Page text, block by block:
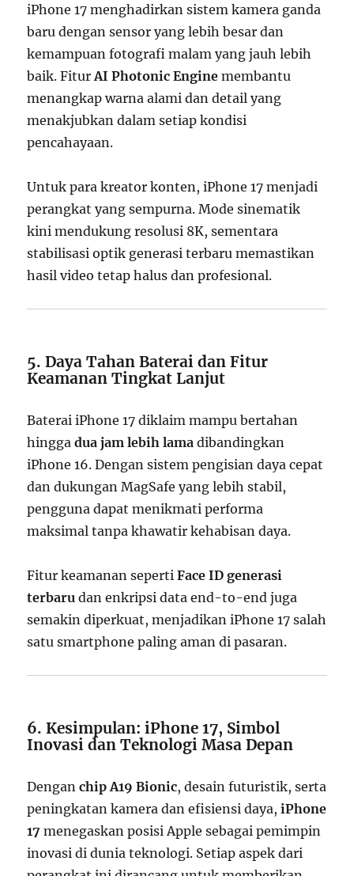
iPhone 17 menghadirkan sistem kamera ganda
baru dengan sensor yang lebih besar dan
kemampuan fotografi malam yang jauh lebih
baik. FiturAI Photonic Engine membantu
menangkap warna alami dan detail yang
menakjubkan dalam setiap kondisi
pencahayaan.
Untuk para kreator konten, iPhone 17 menjadi
perangkat yang sempurna. Mode sinematik
kini mendukung resolusi 8K, sementara
stabilisasi optik generasi terbaru memastikan
hasil video tetap halus dan profesional.
5. Daya Tahan Baterai dan Fitur
Keamanan Tingkat Lanjut
Baterai iPhone 17 diklaim mampu bertahan
hinggadua jam lebih lama dibandingkan
iPhone 16. Dengan sistem pengisian daya cepat
dan dukungan MagSafe yang lebih stabil,
pengguna dapat menikmati performa
maksimal tanpa khawatir kehabisan daya.
Fitur keamanan sepertiFace ID generasi
terbaru dan enkripsi data end-to-end juga
semakin diperkuat, menjadikan iPhone 17 salah
satu smartphone paling aman di pasaran.
6. Kesimpulan: iPhone 17, Simbol
Inovasi dan Teknologi Masa Depan
Denganchip A19 Bionic, desain futuristik, serta
peningkatan kamera dan efisiensi daya,iPhone
17 menegaskan posisi Apple sebagai pemimpin
inovasi di dunia teknologi. Setiap aspek dari